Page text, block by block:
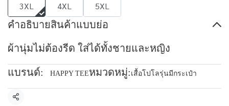
3XL
4XL 5XL
คำอธิบายสินค้าแบบย่อ
ผ้านุ่มไม่ต้องรีด ใส่ได้ทั้งชายและหญิง
แบรนด์: HAPPY TEEหมวดหมู่: เสื้อโปโลรุ่นมีกระเป๋า
แชร์